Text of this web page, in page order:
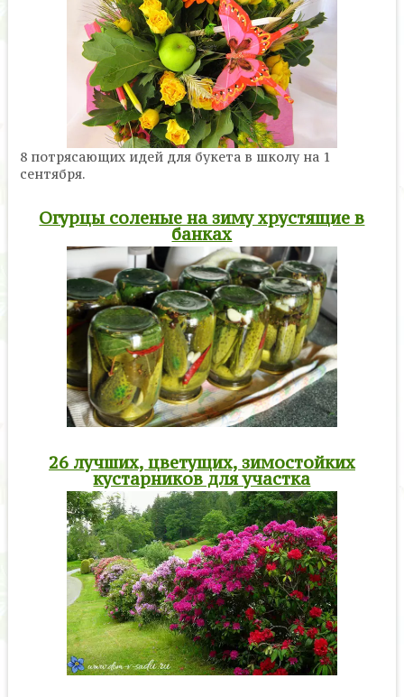
8 потрясающих идей для букета в школу на 1
сентября.
Огурцы соленые на зиму хрустящие в
банках
26 лучших, цветущих, зимостойких
кустарников для участка